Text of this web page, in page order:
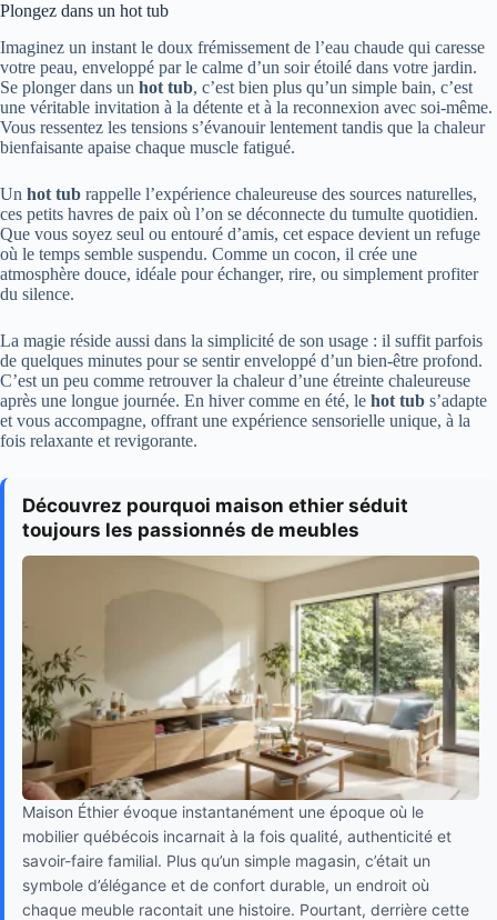
Plongez dans un hot tub
Imaginez un instant le doux frémissement de l’eau chaude qui caresse
votre peau, enveloppé par le calme d’un soir étoilé dans votre jardin.
Se plonger dans un hot tub, c’est bien plus qu’un simple bain, c’est
une véritable invitation à la détente et à la reconnexion avec soi-même.
Vous ressentez les tensions s’évanouir lentement tandis que la chaleur
bienfaisante apaise chaque muscle fatigué.
Un hot tub rappelle l’expérience chaleureuse des sources naturelles,
ces petits havres de paix où l’on se déconnecte du tumulte quotidien.
Que vous soyez seul ou entouré d’amis, cet espace devient un refuge
où le temps semble suspendu. Comme un cocon, il crée une
atmosphère douce, idéale pour échanger, rire, ou simplement profiter
du silence.
La magie réside aussi dans la simplicité de son usage : il suffit parfois
de quelques minutes pour se sentir enveloppé d’un bien-être profond.
C’est un peu comme retrouver la chaleur d’une étreinte chaleureuse
après une longue journée. En hiver comme en été, le hot tub s’adapte
et vous accompagne, offrant une expérience sensorielle unique, à la
fois relaxante et revigorante.
Découvrez pourquoi maison ethier séduit
toujours les passionnés de meubles
Maison Éthier évoque instantanément une époque où le
mobilier québécois incarnait à la fois qualité, authenticité et
savoir-faire familial. Plus qu’un simple magasin, c’était un
symbole d’élégance et de confort durable, un endroit où
chaque meuble racontait une histoire. Pourtant, derrière cette